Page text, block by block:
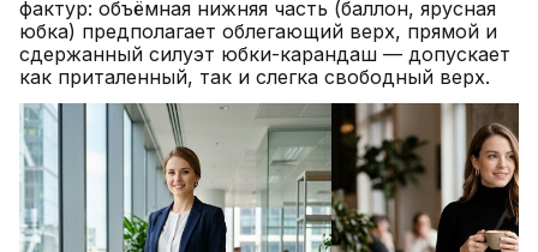
фактур: объёмная нижняя часть (баллон, ярусная
юбка) предполагает облегающий верх, прямой и
сдержанный силуэт юбки-карандаш — допускает
как приталенный, так и слегка свободный верх.